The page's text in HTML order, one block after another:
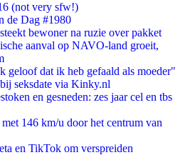
(not very sfw!)
de Dag #1980
bewoner na ruzie over pakket
aanval op NAVO-land groeit,
geloof dat ik heb gefaald als moeder"
seksdate via Kinky.nl
en gesneden: zes jaar cel en tbs
146 km/u door het centrum van
en TikTok om verspreiden